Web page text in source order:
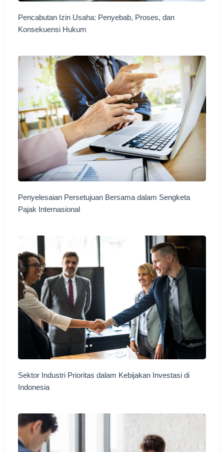
Pencabutan Izin Usaha: Penyebab, Proses, dan
Konsekuensi Hukum
Penyelesaian Persetujuan Bersama dalam Sengketa
Pajak Internasional
Sektor Industri Prioritas dalam Kebijakan Investasi di
Indonesia